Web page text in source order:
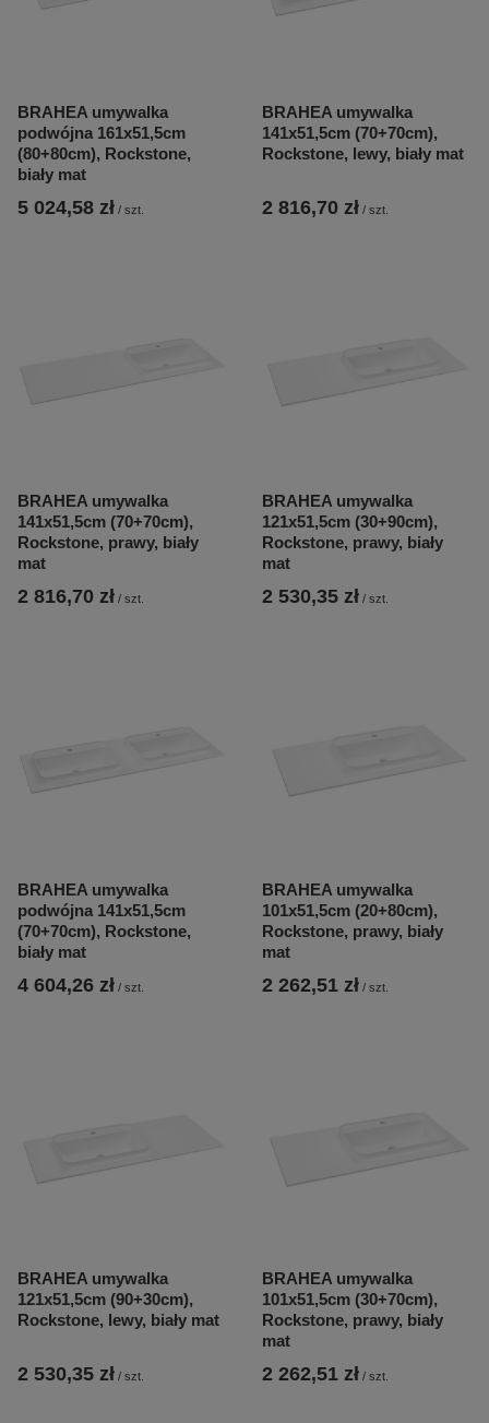
BRAHEA umywalka
podwójna 161x51,5cm
(80+80cm), Rockstone,
biały mat
5 024,58 zł / szt.
BRAHEA umywalka
141x51,5cm (70+70cm),
Rockstone, lewy, biały mat
2 816,70 zł / szt.
BRAHEA umywalka
141x51,5cm (70+70cm),
Rockstone, prawy, biały
mat
2 816,70 zł / szt.
BRAHEA umywalka
121x51,5cm (30+90cm),
Rockstone, prawy, biały
mat
2 530,35 zł / szt.
BRAHEA umywalka
podwójna 141x51,5cm
(70+70cm), Rockstone,
biały mat
4 604,26 zł / szt.
BRAHEA umywalka
101x51,5cm (20+80cm),
Rockstone, prawy, biały
mat
2 262,51 zł / szt.
BRAHEA umywalka
121x51,5cm (90+30cm),
Rockstone, lewy, biały mat
2 530,35 zł / szt.
BRAHEA umywalka
101x51,5cm (30+70cm),
Rockstone, prawy, biały
mat
2 262,51 zł / szt.